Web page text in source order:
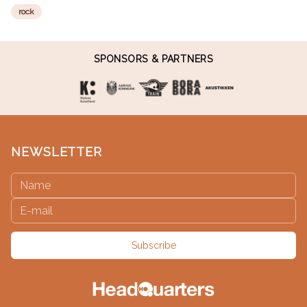
rock
SPONSORS & PARTNERS
NEWSLETTER
Subscribe